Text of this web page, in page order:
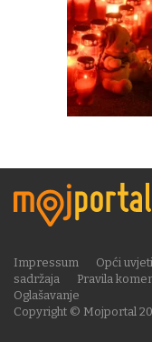
Copyright © Mojportal
Impressum Opći
sadržaja
Pravila
Oglašavanje